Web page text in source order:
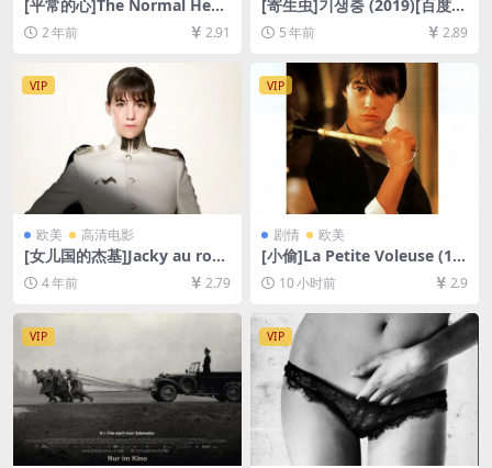
[平常的心]The Normal Hear
t (2014)[百度网盘+夸克网盘1
080P超清未删减资源][网盘在
文字幕]
2 年前 2.91
[寄生虫]기생충 (2019)[百度网
盘+夸克网盘+迅雷云盘资源10
80P超清未删减][MP4/8.5GB]
5 年前 2.89
VIP
欧美 高清电影
[女儿国的杰基]Jacky au roya
ume des filles (2014)[百度
网盘+迅雷云盘资源1080P超
清未删减][MP4/5.2GB][中英
字幕]
4 年前 2.79
VIP
剧情 欧美
[小偷]La Petite Voleuse (19
88)[百度网盘+夸克网盘1080P
超清未删减资源][网盘在线播
放/下载][MP4/7.3GB][中文字
幕]
10 小时前 2.9
VIP VIP